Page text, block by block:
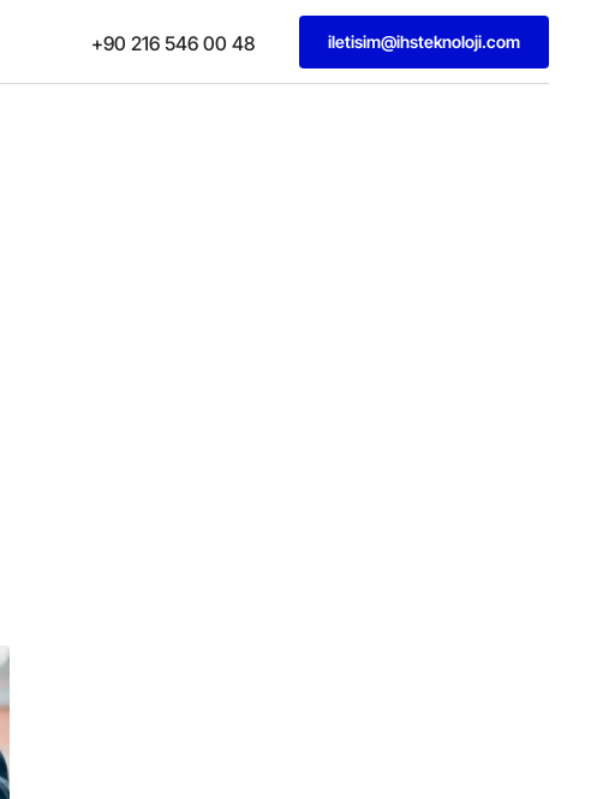
+90 216 546 00 48 iletisim@ihsteknoloji.com